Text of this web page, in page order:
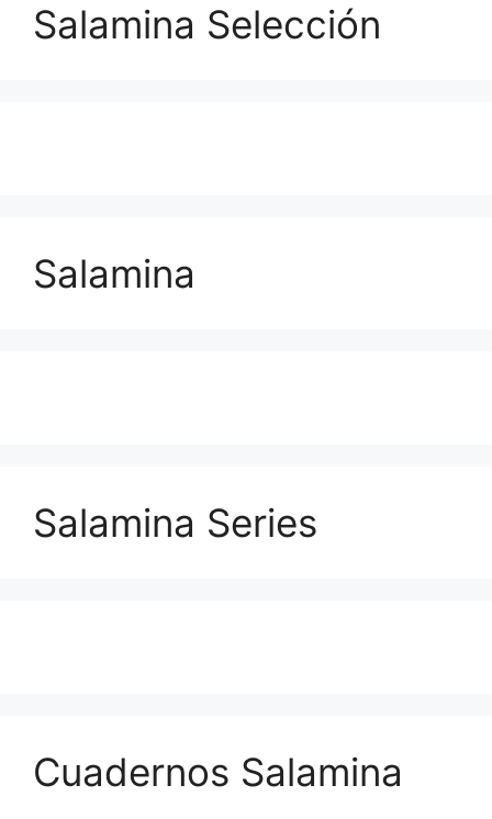
Salamina Selección
Salamina
Salamina Series
Cuadernos Salamina